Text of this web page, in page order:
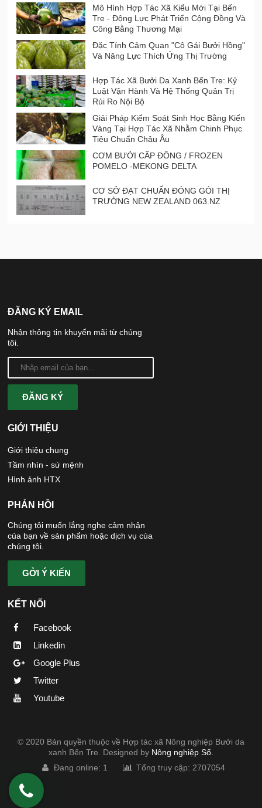
Mô Hình Hợp Tác Xã Kiểu Mới Tại Bến
Tre - Động Lực Phát Triển Cộng Đồng Và
Công Bằng Thương Mại
Đặc Tính Cảm Quan "Cô Gái Bưởi Hồng"
Và Năng Lực Thích Ứng Thị Trường
Hợp Tác Xã Bưởi Da Xanh Bến Tre: Kỷ
Luật Vận Hành Và Hệ Thống Quản Trị
Rủi Ro Nội Bộ
Giải Pháp Kiểm Soát Sinh Học Bằng Kiến
Vàng Tại Hợp Tác Xã Nhằm Chinh Phục
Tiêu Chuẩn Châu Âu
CƠM BƯỞI CẤP ĐÔNG / FROZEN
POMELO -MEKONG DELTA
CƠ SỞ ĐẠT CHUẨN ĐÓNG GÓI THỊ
TRƯỜNG NEW ZEALAND 063.NZ
ĐĂNG KÝ EMAIL
Nhận thông tin khuyến mãi từ chúng
tôi.
ĐĂNG KÝ
GIỚI THIỆU
Giới thiệu chung
Tầm nhìn - sứ mệnh
Hình ảnh HTX
PHẢN HỒI
Chúng tôi muốn lắng nghe cảm nhận
của bạn về sản phẩm hoặc dịch vụ của
chúng tôi.
GỞI Ý KIẾN
KẾT NỐI
Facebook
Linkedin
Google Plus
Twitter
Youtube
© 2020 Bản quyền thuộc về Hợp tác xã Nông nghiệp Bưởi da
xanh Bến Tre. Designed by Nông nghiệp Số.
Đang online: 1
Tổng truy cập: 2707054